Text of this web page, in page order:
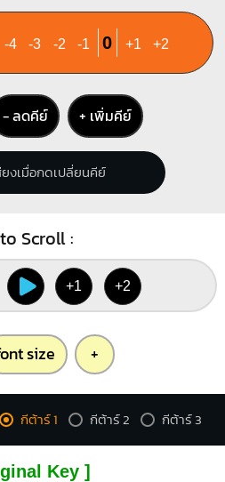
2
-4 -3 -2 -1 0 +1 +2
− ลดคีย์ + เพิ่มคีย์
ยงเมื่อกดเปลี่ยนคีย์
Scroll :
+1 +2
size +
กีต้าร์ 1 กีต้าร์ 2 กีต้าร์ 3
Key ]